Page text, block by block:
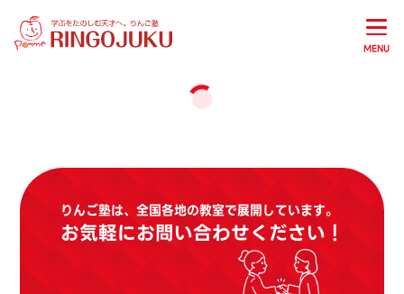
MENU
りんご塾は、全国各地の教室で展開しています。
お気軽にお問い合わせください！